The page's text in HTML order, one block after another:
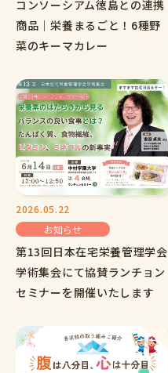
コンソーシアム徳島との連携
商品｜栄養まるごと！6種野
菜のキーマカレー
2026.05.22
お知らせ
第13回日本在宅栄養管理学会
学術集会にて協賛ランチョン
セミナーを開催いたします